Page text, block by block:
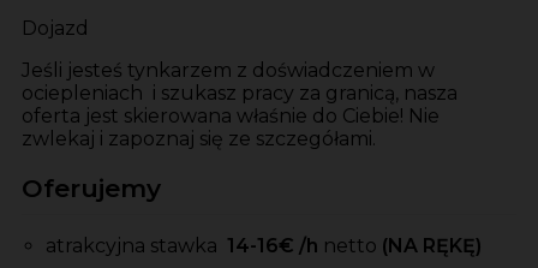
Dojazd
Jeśli jesteś tynkarzem z doświadczeniem w
ociepleniach i szukasz pracy za granicą, nasza
oferta jest skierowana właśnie do Ciebie! Nie
zwlekaj i zapoznaj się ze szczegółami.
Oferujemy
atrakcyjna stawka 14-16€ /h netto (NA RĘKĘ)